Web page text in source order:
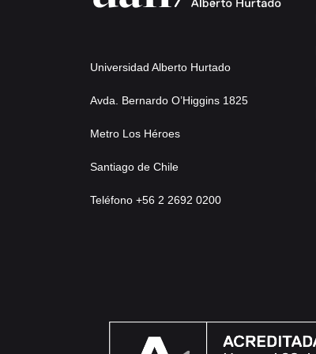
Universidad Alberto Hurtado
Avda. Bernardo O’Higgins 1825
Metro Los Héroes
Santiago de Chile
Teléfono +56 2 2692 0200